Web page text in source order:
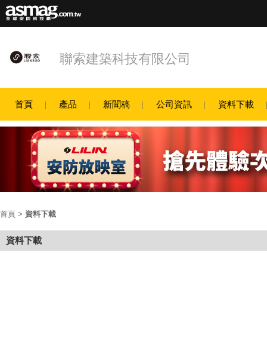
聯索建築科技有限公司
首頁 產品 新聞稿 公司資訊 資料下載
首頁 > 資料下載
資料下載